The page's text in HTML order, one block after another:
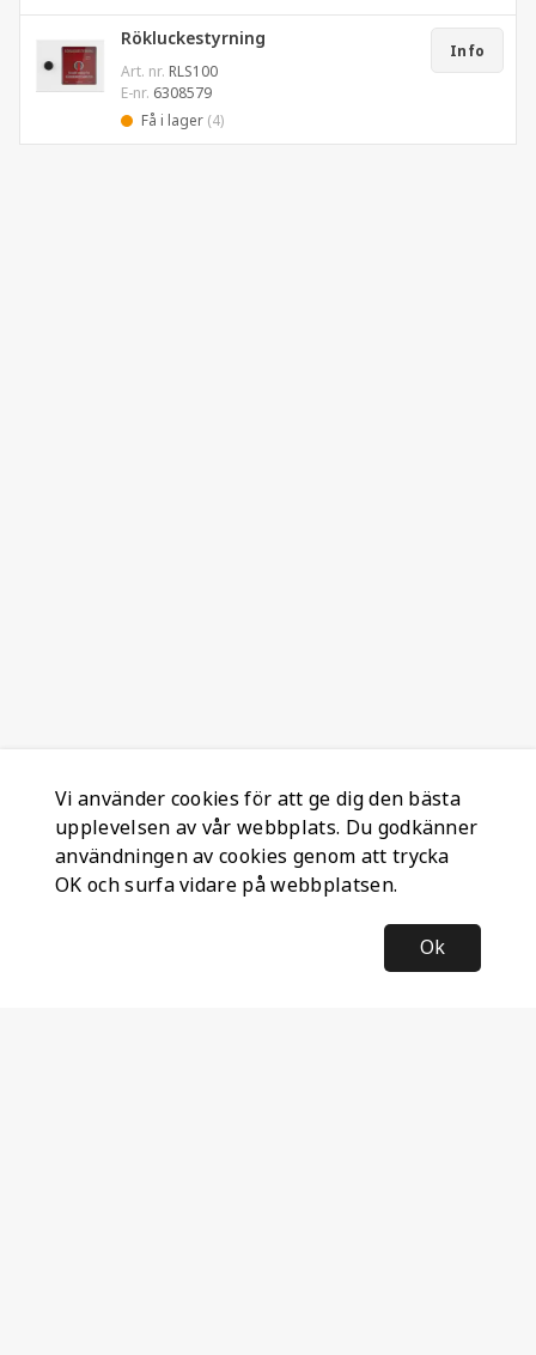
Rökluckestyrning
Art. nr. RLS100
E-nr. 6308579
Få i lager (4)
Info
Vi använder cookies för att ge dig den bästa
upplevelsen av vår webbplats. Du godkänner
användningen av cookies genom att trycka
OK och surfa vidare på webbplatsen.
Ok